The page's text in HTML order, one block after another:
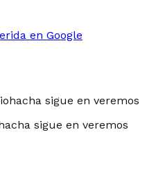
en Google
sigue en veremos